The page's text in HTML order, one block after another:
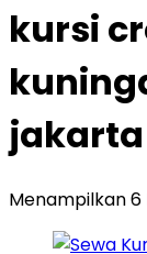
kursi
Menampilkan 6